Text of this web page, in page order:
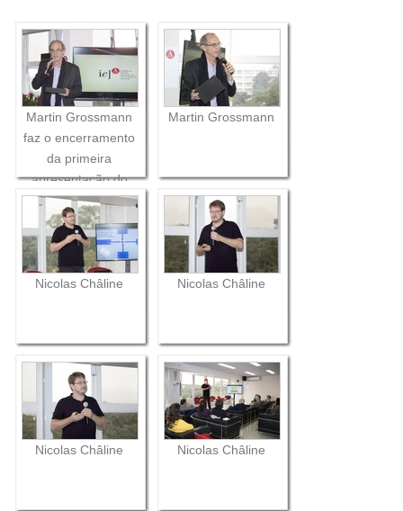
Martin Grossmann
faz o encerramento
da primeira
apresentação do
Seminário
Martin Grossmann
Nicolas Châline Nicolas Châline
Nicolas Châline Nicolas Châline